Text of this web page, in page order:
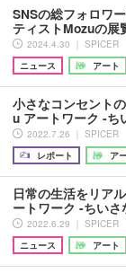
SNSの総フォロワ
ティストMozuの
2024.4.30 ｜ SPICER
ニュース
アート
小さなコンセン
u アートワーク -
2022.7.26 ｜ SPICER
レポート
ア
日常の生活をリア
ートワーク -ちい
2022.6.29 ｜ SPICER
ニュース
アート